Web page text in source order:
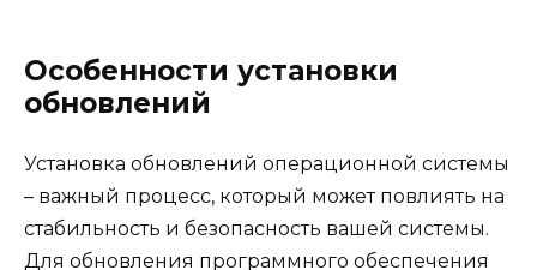
Особенности установки
обновлений
Установка обновлений операционной системы
– важный процесс, который может повлиять на
стабильность и безопасность вашей системы.
Для обновления программного обеспечения